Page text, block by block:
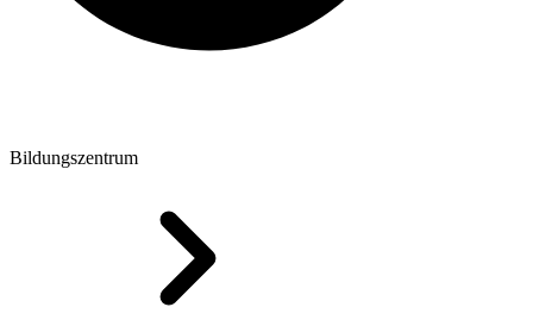
Bildungszentrum